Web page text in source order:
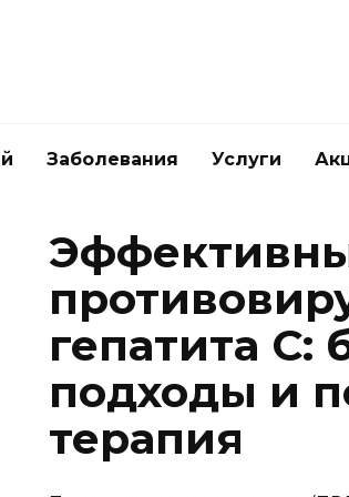
Заболевания Услуги
гепатита
подходы и
терапия